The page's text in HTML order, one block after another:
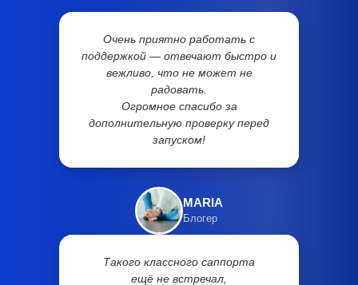
Очень приятно работать с
поддержкой — отвечают быстро и
вежливо, что не может не
радовать.
Огромное спасибо за
дополнительную проверку перед
запуском!
MARIA
Блогер
Такого классного саппорта
ещё не встречал,